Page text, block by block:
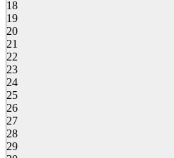
18
19
20
21
22
23
24
25
26
27
28
29